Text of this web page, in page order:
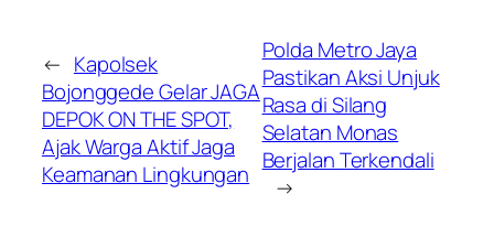
← Kapolsek
Bojonggede Gelar JAGA
DEPOK ON THE SPOT,
Ajak Warga Aktif Jaga
Keamanan Lingkungan
Polda Metro Jaya
Pastikan Aksi Unjuk
Rasa di Silang
Selatan Monas
Berjalan Terkendali
→